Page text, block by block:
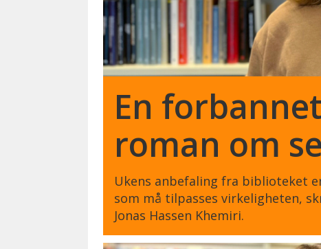
En
roman om
Ukens anbefaling fra biblioteket
som må tilpasses virkeligheten,
Jonas Hassen Khemiri.